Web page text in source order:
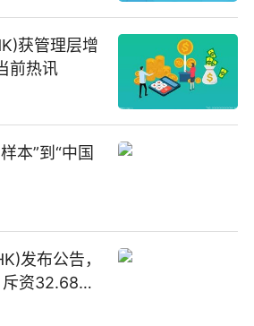
获管理层增
前热讯
本”到“中国
发布公告，
资32.68万
点速讯